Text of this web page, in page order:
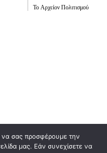
Το Αρχείον Πολιτισμού
να σας προσφέρουμε την
μας. Εάν συνεχίσετε να